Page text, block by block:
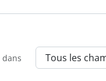
dans